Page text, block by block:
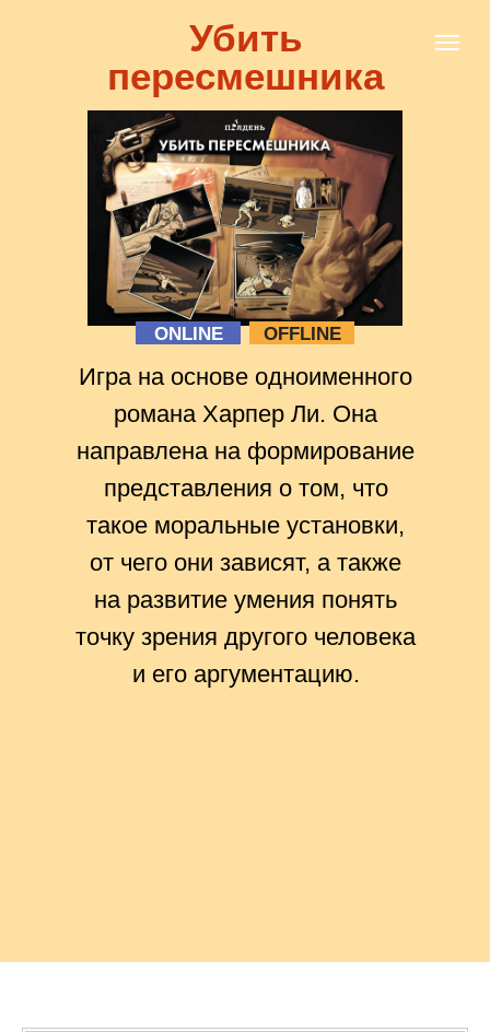
Игра на основе одноименного
романа Харпер Ли. Она
направлена на формирование
представления о том, что
такое моральные установки,
от чего они зависят, а также
на развитие умения понять
точку зрения другого человека
и его аргументацию.
OFFLINE
ONLINE
Убить
пересмешника